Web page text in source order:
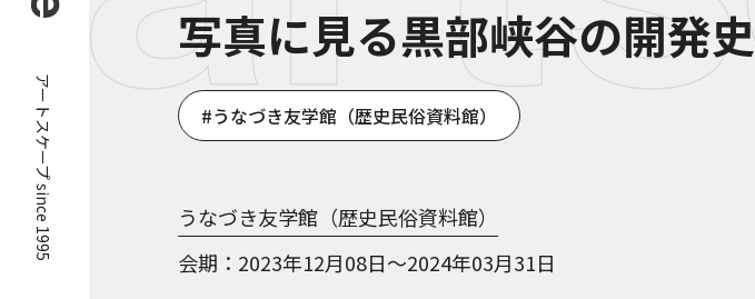
アートスケープ since 1995
写真に見る黒部峡谷の開発史
うなづき友学館（歴史民俗資料館）
うなづき友学館（歴史民俗資料館）
会期
2023年12月08日～2024年03月31日